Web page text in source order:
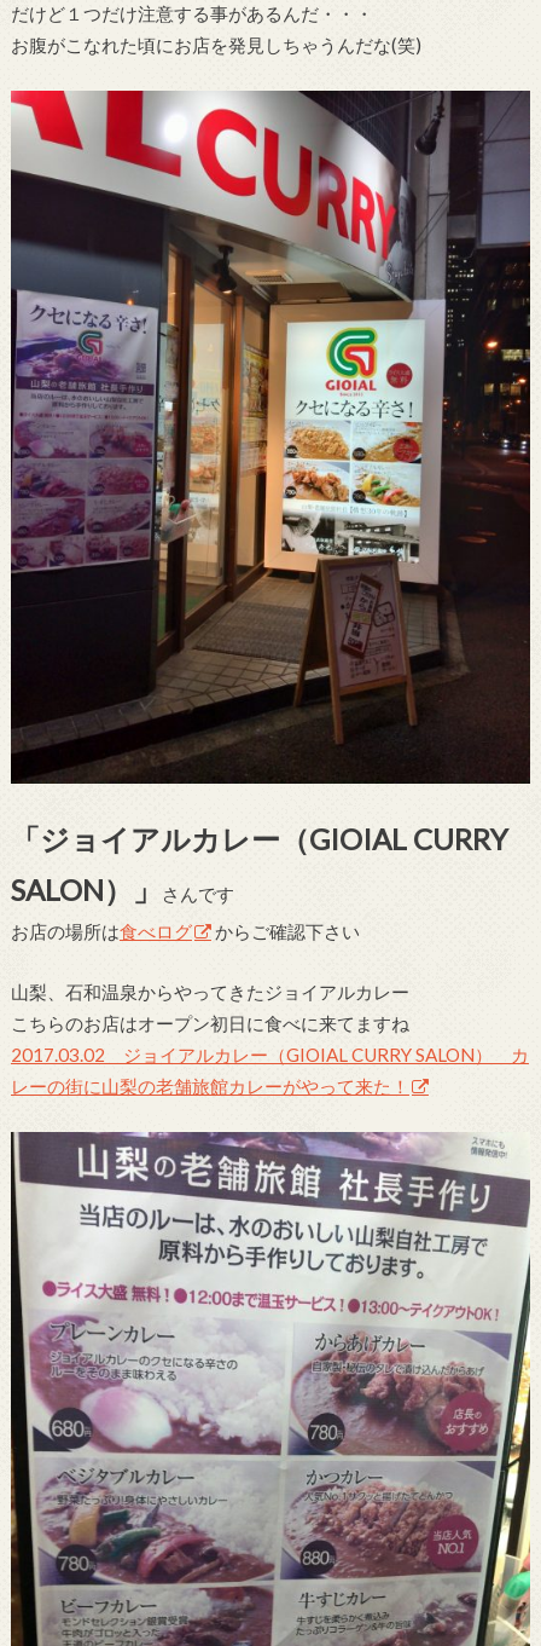
だけど１つだけ注意する事があるんだ・・・
お腹がこなれた頃にお店を発見しちゃうんだな(笑)
「ジョイアルカレー（GIOIAL CURRY
SALON）」
さんです
お店の場所は食べログ からご確認下さい
山梨、石和温泉からやってきたジョイアルカレー
こちらのお店はオープン初日に食べに来てますね
2017.03.02 ジョイアルカレー（GIOIAL CURRY SALON） カ
レーの街に山梨の老舗旅館カレーがやって来た！